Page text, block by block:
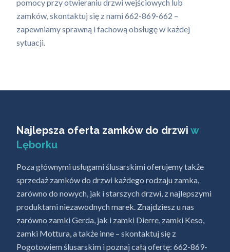
pomocy przy otwieraniu drzwi wejściowych lub
zamków, skontaktuj się z nami 662-869-662 –
zapewniamy sprawną i fachową obsługę w każdej
sytuacji.
Najlepsza oferta zamków do drzwi w
Lęborku
Poza głównymi usługami ślusarskimi oferujemy także
sprzedaż zamków do drzwi każdego rodzaju zamka,
zarówno do nowych, jak i starszych drzwi, z najlepszymi
produktami niezawodnych marek. Znajdziesz u nas
zarówno zamki Gerda, jak i zamki Dierre, zamki Keso,
zamki Mottura, a także inne – skontaktuj się z
Pogotowiem ślusarskim i poznaj całą ofertę: 662-869-